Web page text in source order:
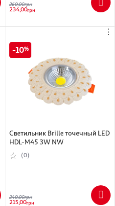
260,00грн
234,00грн
⋮
10
Cветильник Brille точечный LED
HDL-M45 3W NW
(0)
240,00грн
215,00грн